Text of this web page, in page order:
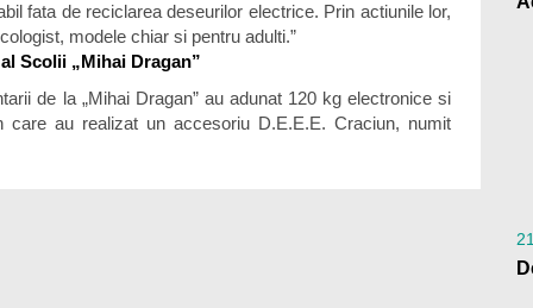
fata de reciclarea deseurilor electrice. Prin actiunile lor,
modele chiar si pentru adulti.”
Scolii „Mihai Dragan”
de la „Mihai Dragan” au adunat 120 kg electronice si
au realizat un accesoriu D.E.E.E. Craciun, numit